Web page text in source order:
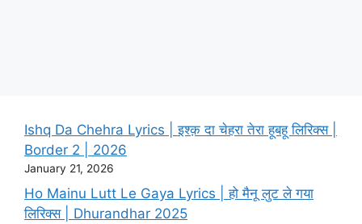
Ishq Da Chehra Lyrics | इश्क़ दा चेहरा तेरा हूबहू लिरिक्स |
Border 2 | 2026
January 21, 2026
Ho Mainu Lutt Le Gaya Lyrics | हो मैनू लुट ले गया
लिरिक्स | Dhurandhar 2025